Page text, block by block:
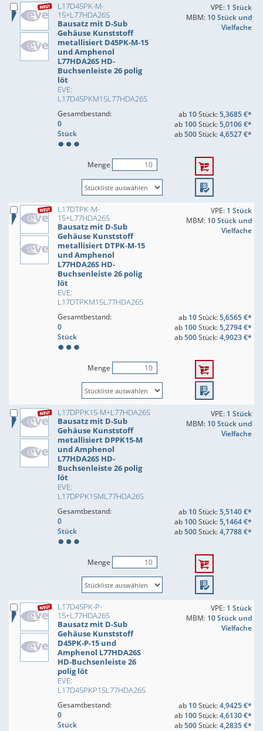
L17D45PK-M-
15+L77HDA26S
Bausatz mit D-Sub
Gehäuse Kunststoff
metallisiert D45PK-M-15
und Amphenol
L77HDA26S HD-
Buchsenleiste 26 polig
löt
EVE:
L17D45PKM15L77HDA26S
VPE: 1 Stück
MBM: 10 Stück und
Vielfache
Gesamtbestand:
0
Stück
ab 10Stück:5,3685 €*
ab 100Stück:5,0106 €*
ab500Stück:4,6527 €*
Menge
L17DTPK-M-
15+L77HDA26S
Bausatz mit D-Sub
Gehäuse Kunststoff
metallisiert DTPK-M-15
und Amphenol
L77HDA26S HD-
Buchsenleiste 26 polig
löt
EVE:
L17DTPKM15L77HDA26S
VPE: 1 Stück
MBM: 10 Stück und
Vielfache
Gesamtbestand:
0
Stück
ab 10Stück:5,6565 €*
ab 100Stück:5,2794 €*
ab500Stück:4,9023 €*
Menge
L17DPPK15-M+L77HDA26S
Bausatz mit D-Sub
Gehäuse Kunststoff
metallisiert DPPK15-M
und Amphenol
L77HDA26S HD-
Buchsenleiste 26 polig
löt
EVE:
L17DPPK15ML77HDA26S
VPE: 1 Stück
MBM: 10 Stück und
Vielfache
Gesamtbestand:
0
Stück
ab 10Stück:5,5140 €*
ab 100Stück:5,1464 €*
ab500Stück:4,7788 €*
Menge
L17D45PK-P-
15+L77HDA26S
Bausatz mit D-Sub
Gehäuse Kunststoff
D45PK-P-15 und
Amphenol L77HDA26S
HD-Buchsenleiste 26
polig löt
EVE:
L17D45PKP15L77HDA26S
VPE: 1 Stück
MBM: 10 Stück und
Vielfache
Gesamtbestand:
0
Stück
ab 10Stück:4,9425 €*
ab 100Stück:4,6130 €*
ab500Stück:4,2835 €*